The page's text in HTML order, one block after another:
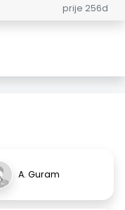
prije 256d
A. Guram